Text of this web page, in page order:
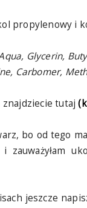
propylenowy i
Glycerin,
Carbomer,
znajdziecie tutaj
bo od tego
i zauważyłam
jeszcze